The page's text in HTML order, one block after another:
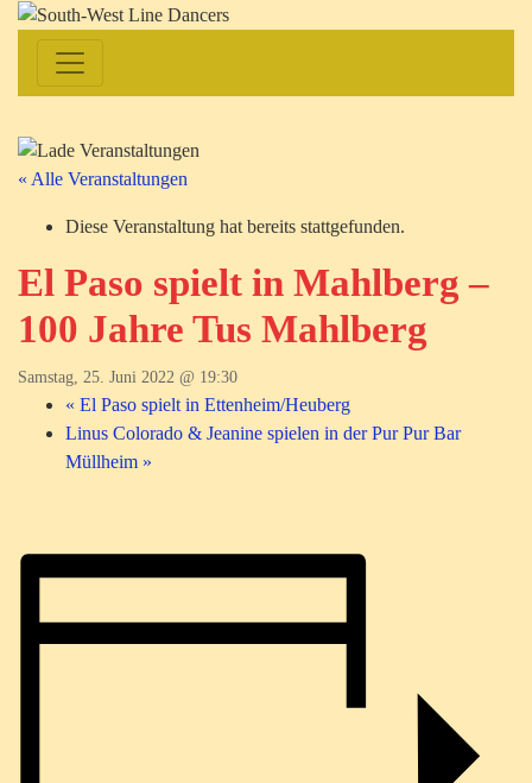
« Alle Veranstaltungen
Diese Veranstaltung hat bereits stattgefunden.
El Paso spielt in Mahlberg –
100 Jahre Tus Mahlberg
Samstag, 25. Juni 2022 @ 19:30
« El Paso spielt in Ettenheim/Heuberg
Linus Colorado & Jeanine spielen in der Pur Pur Bar
Müllheim »